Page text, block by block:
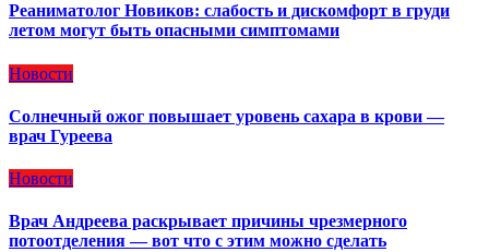
Реаниматолог Новиков: слабость и дискомфорт в груди
летом могут быть опасными симптомами
Новости
Солнечный ожог повышает уровень сахара в крови —
врач Гуреева
Новости
Врач Андреева раскрывает причины чрезмерного
потоотделения — вот что с этим можно сделать